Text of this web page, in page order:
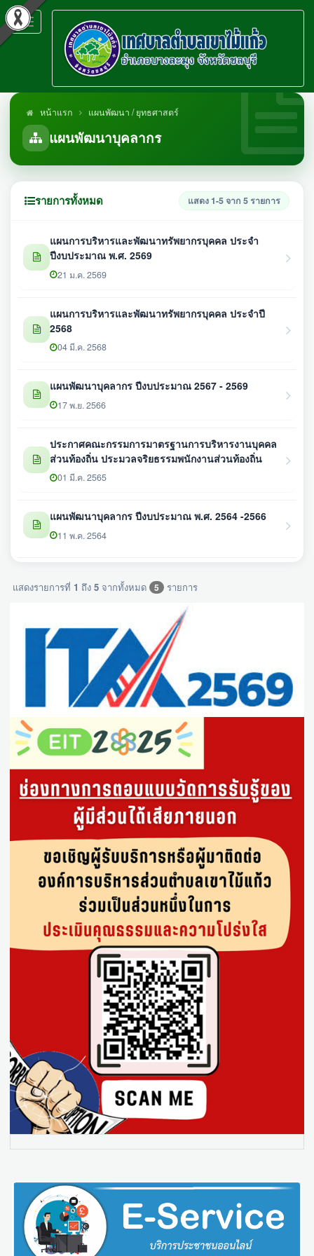
Toggle
navigation
หน้าแรก แผนพัฒนา / ยุทธศาสตร์
แผนพัฒนาบุคลากร
รายการทั้งหมด แสดง 1-5 จาก 5 รายการ
แผนการบริหารและพัฒนาทรัพยากรบุคคล ประจำ
ปีงบประมาณ พ.ศ. 2569
21 ม.ค. 2569
แผนการบริหารและพัฒนาทรัพยากรบุคคล ประจำปี
2568
04 มี.ค. 2568
แผนพัฒนาบุคลากร ปีงบประมาณ 2567 - 2569
17 พ.ย. 2566
ประกาศคณะกรรมการมาตรฐานการบริหารงานบุคคล
ส่วนท้องถิ่น ประมวลจริยธรรมพนักงานส่วนท้องถิ่น
01 มี.ค. 2565
แผนพัฒนาบุคลากร ปีงบประมาณ พ.ศ. 2564 -2566
11 พ.ค. 2564
แสดงรายการที่ 1 ถึง 5 จากทั้งหมด 5 รายการ